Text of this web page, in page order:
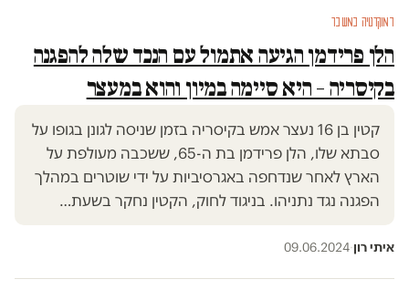
דמוקרטיה במשבר
הלן פרידמן הגיעה אתמול עם הנכד שלה להפגנה
בקיסריה – היא סיימה במיון והוא במעצר
קטין בן 16 נעצר אמש בקיסריה בזמן שניסה לגונן בגופו על
סבתא שלו, הלן פרידמן בת ה-65, ששכבה מעולפת על
הארץ לאחר שנדחפה באגרסיביות על ידי שוטרים במהלך
הפגנה נגד נתניהו. בניגוד לחוק, הקטין נחקר בשעת…
איתי רון·
09.06.2024